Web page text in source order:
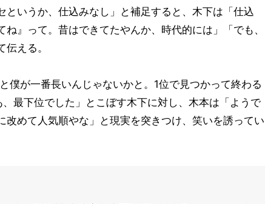
というか、仕込みなし」と補足すると、木下は「仕込
』って。昔はできてたやんか、時代的には」「でも、
える。
僕が一番長いんじゃないかと。1位で見つかって終わる
最下位でした」とこぼす木下に対し、木本は「ようで
改めて人気順やな」と現実を突きつけ、笑いを誘ってい